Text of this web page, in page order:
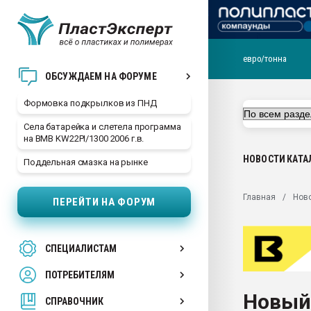
ОБСУЖДАЕМ НА ФОРУМЕ
Формовка подкрылков из ПНД
Села батарейка и слетела программа
на BMB KW22PI/1300 2006 г.в.
Поддельная смазка на рынке
ПЕРЕЙТИ НА ФОРУМ
СПЕЦИАЛИСТАМ
ПОТРЕБИТЕЛЯМ
СПРАВОЧНИК
29.07.2026 ФРП помог
Вакуум-формовочные
28.07.2026
первый план в
пластмасс
ситуацией на
евро/тонна
НОВОСТИ
Главная